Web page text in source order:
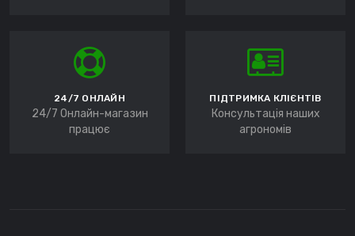
24/7 ОНЛАЙН
24/7 Онлайн-магазин
працює
ПІДТРИМКА КЛІЄНТІВ
Консультація наших
агрономів